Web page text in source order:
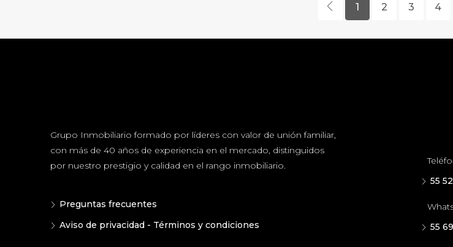
1 2 3 4
Grupo Inmobiliario formado por líderes con valor de unión familiar,
con más de 40 años de experiencia en el mercado, distinguidos
por nuestro prestigio y calidad en el rango inmobiliario.
Preguntas frecuentes
Aviso de privacidad - Términos y condiciones
55
55